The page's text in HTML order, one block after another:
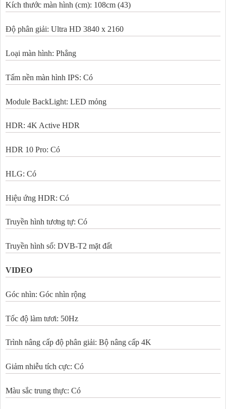
Kích thước màn hình (cm): 108cm (43)
Độ phân giải: Ultra HD 3840 x 2160
Loại màn hình: Phẳng
Tấm nền màn hình IPS: Có
Module BackLight: LED mỏng
HDR: 4K Active HDR
HDR 10 Pro: Có
HLG: Có
Hiệu ứng HDR: Có
Truyền hình tương tự: Có
Truyền hình số: DVB-T2 mặt đất
VIDEO
Góc nhìn: Góc nhìn rộng
Tốc độ làm tươi: 50Hz
Trình nâng cấp độ phân giải: Bộ nâng cấp 4K
Giảm nhiễu tích cực: Có
Màu sắc trung thực: Có